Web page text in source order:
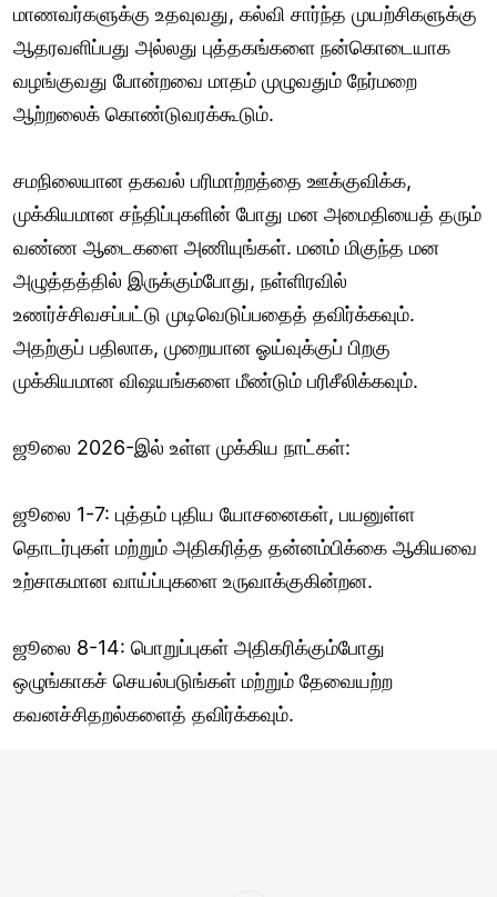
மாணவர்களுக்கு உதவுவது, கல்வி சார்ந்த முயற்சிகளுக்கு
ஆதரவளிப்பது அல்லது புத்தகங்களை நன்கொடையாக
வழங்குவது போன்றவை மாதம் முழுவதும் நேர்மறை
ஆற்றலைக் கொண்டுவரக்கூடும்.
சமநிலையான தகவல் பரிமாற்றத்தை ஊக்குவிக்க,
முக்கியமான சந்திப்புகளின் போது மன அமைதியைத் தரும்
வண்ண ஆடைகளை அணியுங்கள். மனம் மிகுந்த மன
அழுத்தத்தில் இருக்கும்போது, நள்ளிரவில்
உணர்ச்சிவசப்பட்டு முடிவெடுப்பதைத் தவிர்க்கவும்.
அதற்குப் பதிலாக, முறையான ஓய்வுக்குப் பிறகு
முக்கியமான விஷயங்களை மீண்டும் பரிசீலிக்கவும்.
ஜூலை 2026-இல் உள்ள முக்கிய நாட்கள்:
ஜூலை 1-7: புத்தம் புதிய யோசனைகள், பயனுள்ள
தொடர்புகள் மற்றும் அதிகரித்த தன்னம்பிக்கை ஆகியவை
உற்சாகமான வாய்ப்புகளை உருவாக்குகின்றன.
ஜூலை 8-14: பொறுப்புகள் அதிகரிக்கும்போது
ஒழுங்காகச் செயல்படுங்கள் மற்றும் தேவையற்ற
கவனச்சிதறல்களைத் தவிர்க்கவும்.